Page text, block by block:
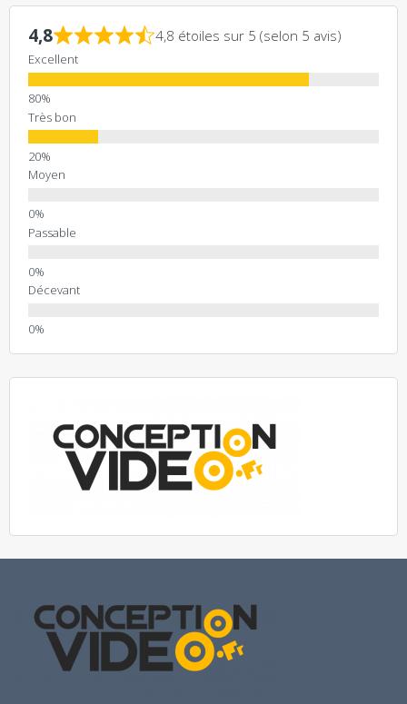
4,8 4,8 étoiles sur 5 (selon 5 avis)
Excellent
Très bon
Moyen
Passable
Décevant